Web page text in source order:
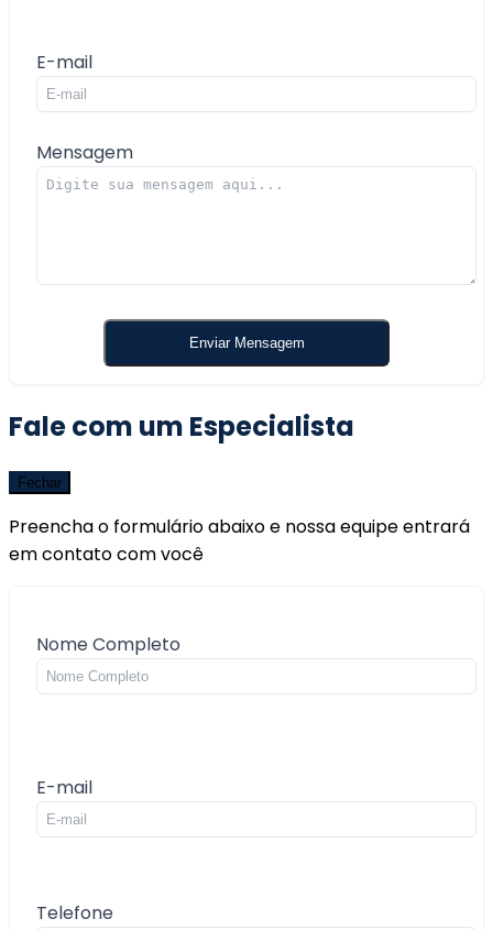
E-mail
Mensagem
Fale com um Especialista
Fechar
Preencha o formulário abaixo e nossa equipe entrará
em contato com você
Nome Completo
E-mail
Telefone